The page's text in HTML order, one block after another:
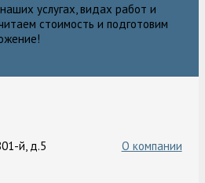
услугах, видах работ и
стоимость и подготовим
й, д.5
О компании